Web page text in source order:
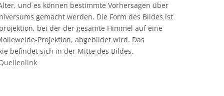
und es können bestimmte Vorhersagen über
gemacht werden. Die Form des Bildes ist
bei der der gesamte Himmel auf eine
Projektion, abgebildet wird. Das
befindet sich in der Mitte des Bildes.